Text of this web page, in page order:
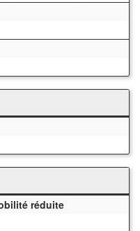
réduite